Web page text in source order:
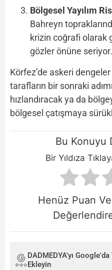
Bölgesel Yayılım
Bahreyn
krizin coğrafi olarak
gözler önüne seriyor.
Körfez’de askeri dengeler
tarafların bir sonraki
hızlandıracak ya da
bölgesel çatışmaya
Bu Konuyu
Bir Yıldıza
Henüz Puan
DADMEDYA'yı
Ekleyin